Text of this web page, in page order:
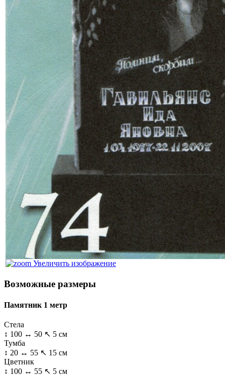
Увеличить изображение
Возможные размеры
Памятник 1 метр
Стела
↕ 100 ↔ 50 ↖ 5 см
Тумба
↕ 20 ↔ 55 ↖ 15 см
Цветник
↕ 100 ↔ 55 ↖ 5 см